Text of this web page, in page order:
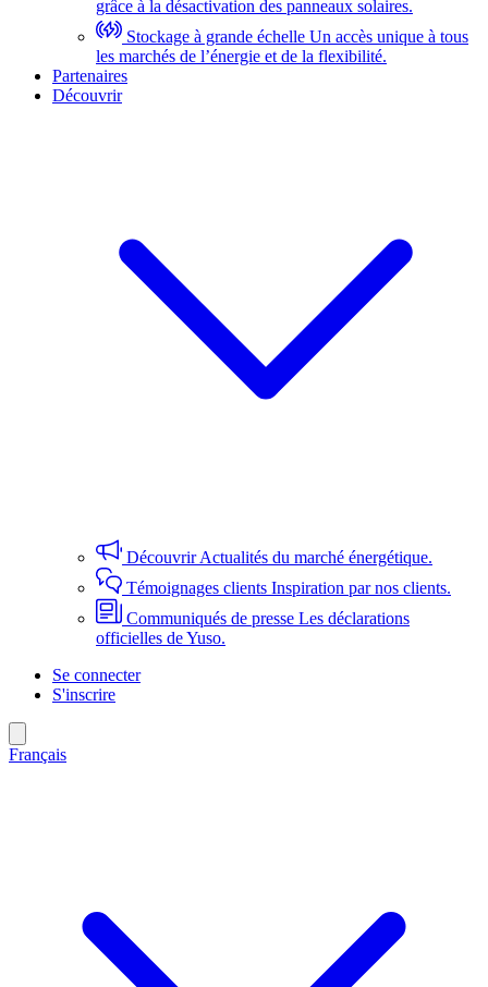
grâce à la désactivation des panneaux solaires.
Stockage à grande échelle Un accès unique à tous
les marchés de l’énergie et de la flexibilité.
Partenaires
Découvrir
DécouvrirActualités du marché énergétique.
Témoignages clients Inspiration par nos clients.
Communiqués de presse Les déclarations
officielles de Yuso.
Se connecter
S'inscrire
Français